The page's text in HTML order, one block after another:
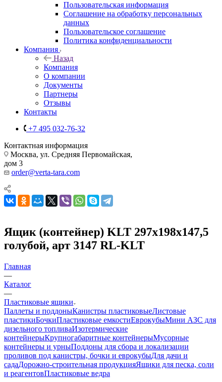
Пользовательская информация
Соглашение на обработку персональных
данных
Пользовательское соглашение
Политика конфиденциальности
Компания
Назад
Компания
О компании
Документы
Партнеры
Отзывы
Контакты
+7 495 032-76-32
Контактная информация
Москва, ул. Средняя Первомайская,
дом 3
order@verta-tara.com
Ящик (контейнер) KLT 297х198х147,5
голубой, арт 3147 RL-KLT
Главная
—
Каталог
—
Пластиковые ящики
Паллеты и поддоныКанистры пластиковыеЛистовые
пластикиБочкиПластиковые емкостиЕврокубыМини АЗС для
дизельного топливаИзотермические
контейнерыКрупногабаритные контейнерыМусорные
контейнеры и урныПоддоны для сбора и локализации
проливов под канистры, бочки и еврокубыДля дачи и
садаДорожно-строительная продукцияЯщики для песка, соли
и реагентовПластиковые ведра